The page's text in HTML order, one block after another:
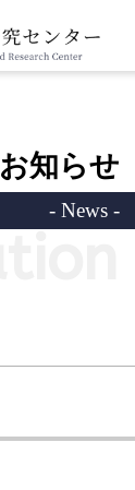
お知らせ
- News -